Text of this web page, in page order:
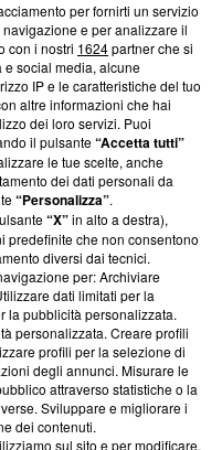
su Blasting
su come ci impegniamo a
la nostra aderenza a
News non è
ha richiesto di farne
una verifica di
Carlo Frasca, 3 - 6900
per fornirti un servizio
e per analizzare il
con i nostri 1624partner che si
social media, alcune
IP e le caratteristiche del tuo
altre informazioni che hai
dei loro servizi. Puoi
il pulsante“Accetta tutti”
le tue scelte, anche
dei dati personali da
“Personalizza”.
“X”in alto a destra),
predefinite che non consentono
diversi dai tecnici.
per: Archiviare
dati limitati per la
la pubblicità personalizzata.
personalizzata. Creare profili
profili per la selezione di
degli annunci. Misurare le
attraverso statistiche o la
Sviluppare e migliorare i
dei contenuti.
sul sito e per modificare,